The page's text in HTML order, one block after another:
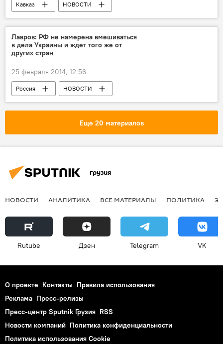
Кавказ НОВОСТИ
Лавров: РФ не намерена вмешиваться
в дела Украины и ждет того же от
других стран
25 февраля 2014, 12:56
Россия НОВОСТИ
Еще 20 материалов
Грузия
НОВОСТИ АНАЛИТИКА ВСЕ МАТЕРИАЛЫ ПОЛИТИКА
Rutube Дзен Telegram VK
О проекте Контакты Правила использования
Реклама Пресс-релизы
Пресс-центр Sputnik Грузия RSS
Новости компаний Политика конфиденциальности
Политика использования Cookie